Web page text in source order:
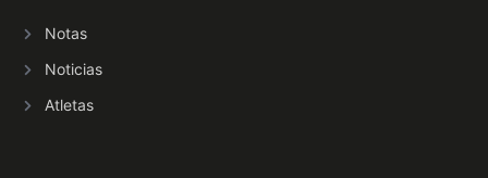
Notas
Noticias
Atletas